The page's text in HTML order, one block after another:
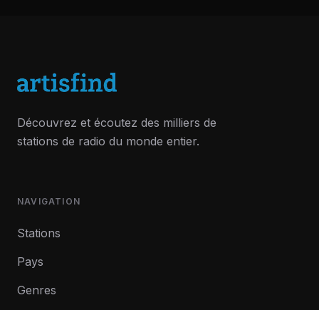
Découvrez et écoutez des milliers de
stations de radio du monde entier.
NAVIGATION
Stations
Pays
Genres